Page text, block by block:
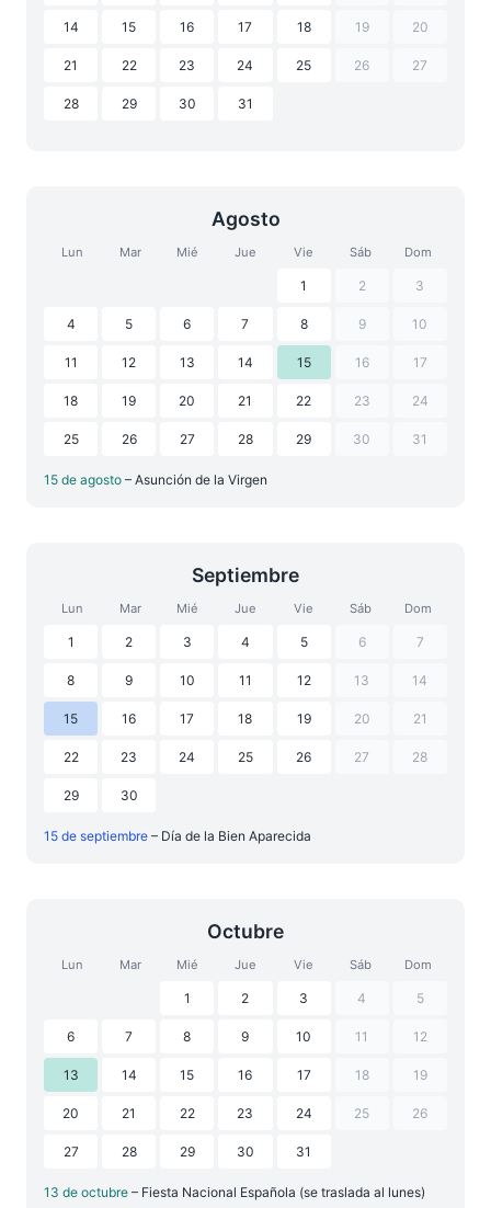
14 15 16 17 18 19 20
21 22 23 24 25 26 27
28 29 30 31
Agosto
Lun Mar Mié Jue Vie Sáb Dom
1 2 3
4 5 6 7 8 9 10
11 12 13 14 15 16 17
18 19 20 21 22 23 24
25 26 27 28 29 30 31
15 de agosto – Asunción de la Virgen
Septiembre
Lun Mar Mié Jue Vie Sáb Dom
1 2 3 4 5 6 7
8 9 10 11 12 13 14
15 16 17 18 19 20 21
22 23 24 25 26 27 28
29 30
15 de septiembre – Día de la Bien Aparecida
Octubre
Lun Mar Mié Jue Vie Sáb Dom
1 2 3 4 5
6 7 8 9 10 11 12
13 14 15 16 17 18 19
20 21 22 23 24 25 26
27 28 29 30 31
13 de octubre – Fiesta Nacional Española (se traslada al lunes)